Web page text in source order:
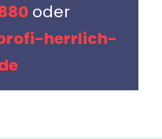
oder
herrlich-